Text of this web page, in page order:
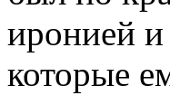
иронией и
которые